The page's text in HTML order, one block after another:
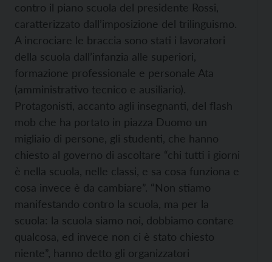
contro il piano scuola del presidente Rossi,
caratterizzato dall’imposizione del trilinguismo.
A incrociare le braccia sono stati i lavoratori
della scuola dall’infanzia alle superiori,
formazione professionale e personale Ata
(amministrativo tecnico e ausiliario).
Protagonisti, accanto agli insegnanti, del flash
mob che ha portato in piazza Duomo un
migliaio di persone, gli studenti, che hanno
chiesto al governo di ascoltare “chi tutti i giorni
è nella scuola, nelle classi, e sa cosa funziona e
cosa invece è da cambiare”. “Non stiamo
manifestando contro la scuola, ma per la
scuola: la scuola siamo noi, dobbiamo contare
qualcosa, ed invece non ci è stato chiesto
niente”, hanno detto gli organizzatori